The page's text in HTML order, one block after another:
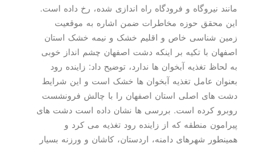
مانند نیروگاه و فرودگاه راه اندازی شده، رخ داده است.
این محقق حوزه مخاطرات ضمن اشاره به موقعیت
زمین شناسی خاص و اقلیم خشک و نیمه خشک استان
اصفهان با تکیه بر اینکه دشت اصفهان چشم انداز خوبی
به لحاظ تغذیه آبخوان ها ندارد، توضیح داد: زاینده رود
بعنوان عامل تغذیه آبخوان ها خشک است و این شرایط
دشت های اصلی استان اصفهان را با چالش فرونشست
روبرو کرده است. بررسی ها نشان داده است دشت های
پیرامون منطقه که از زاینده رود تغذیه می کرد و
همینطور شهرهای دامنه، اردستان، کاشان و ورزنه بسیار